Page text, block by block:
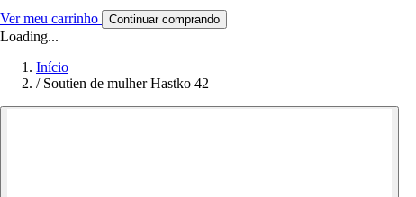
Ver meu carrinho Continuar comprando
Loading...
Início
/ Soutien de mulher Hastko 42